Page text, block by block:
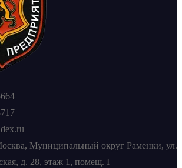
Муниципальный округ Раменки, ул.
д. 28, этаж 1, помещ. I